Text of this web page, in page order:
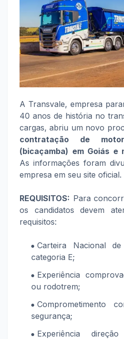
A Transvale, empresa
40 anos de história no
cargas, abriu um novo
contratação de
(bicaçamba) em Goiás e
As informações foram
empresa em seu site oficial.
REQUISITOS: Para
os candidatos devem
requisitos:
Carteira Nacional
categoria E;
Experiência
ou rodotrem;
Comprometimento
segurança;
Experiência